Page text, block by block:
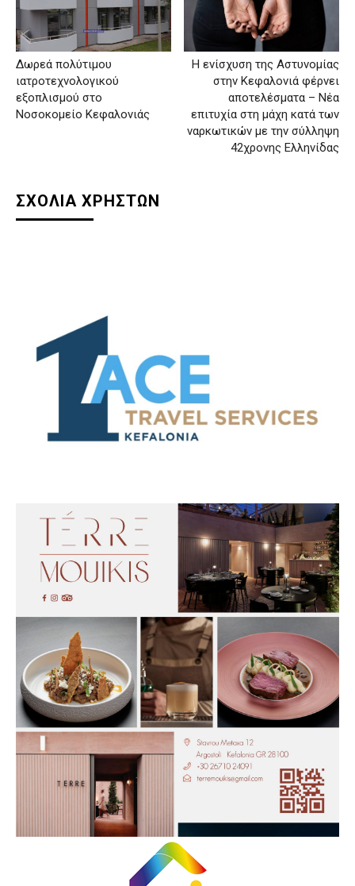
Δωρεά πολύτιμου
ιατροτεχνολογικού
εξοπλισμού στο
Νοσοκομείο Κεφαλονιάς
Η ενίσχυση της Αστυνομίας
στην Κεφαλονιά φέρνει
αποτελέσματα – Νέα
επιτυχία στη μάχη κατά των
ναρκωτικών με την σύλληψη
42χρονης Ελληνίδας
ΣΧΟΛΙΑ ΧΡΗΣΤΩΝ